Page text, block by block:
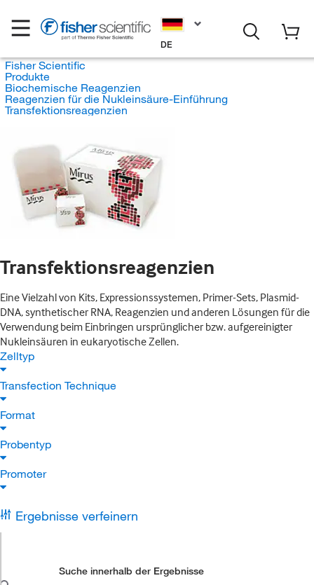
DE
Fisher Scientific
Produkte
Biochemische Reagenzien
Reagenzien für die Nukleinsäure-Einführung
Transfektionsreagenzien
Transfektionsreagenzien
Eine Vielzahl von Kits, Expressionssystemen, Primer-Sets, Plasmid-
DNA, synthetischer RNA, Reagenzien und anderen Lösungen für die
Verwendung beim Einbringen ursprünglicher bzw. aufgereinigter
Nukleinsäuren in eukaryotische Zellen.
Zelltyp
Transfection Technique
Format
Probentyp
Promoter
Ergebnisse verfeinern
Suche innerhalb der Ergebnisse